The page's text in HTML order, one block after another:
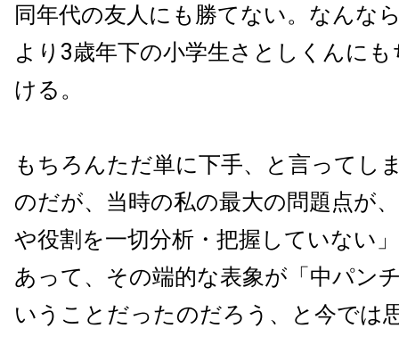
同年代の友人にも勝てない。なんな
より3歳年下の小学生さとしくんに
ける。
もちろんただ単に下手、と言ってし
のだが、当時の私の最大の問題点が
や役割を一切分析・把握していない
あって、その端的な表象が「中パン
いうことだったのだろう、と今では